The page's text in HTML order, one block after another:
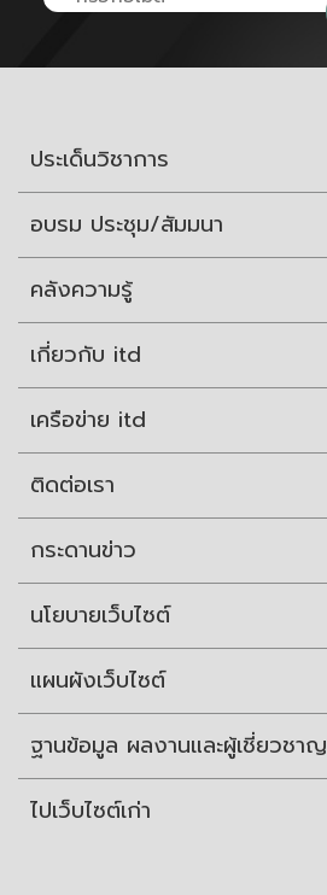
ประเด็นวิชาการ
อบรม ประชุม/สัมมนา
คลังความรู้
เกี่ยวกับ itd
เครือข่าย itd
ติดต่อเรา
กระดานข่าว
นโยบายเว็บไซต์
แผนผังเว็บไซต์
ฐานข้อมูล ผลงานและผู้เชี่ยวชาญ
ไปเว็บไซต์เก่า